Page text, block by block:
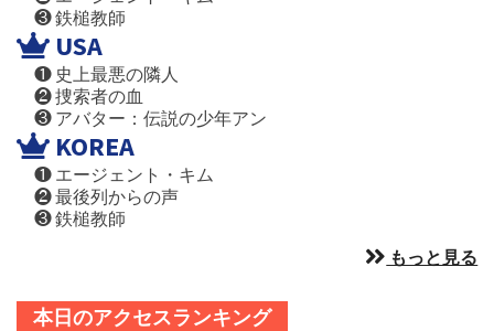
❸ 鉄槌教師
USA
❶ 史上最悪の隣人
❷ 捜索者の血
❸ アバター：伝説の少年アン
KOREA
❶ エージェント・キム
❷ 最後列からの声
❸ 鉄槌教師
もっと見る
本日のアクセスランキング